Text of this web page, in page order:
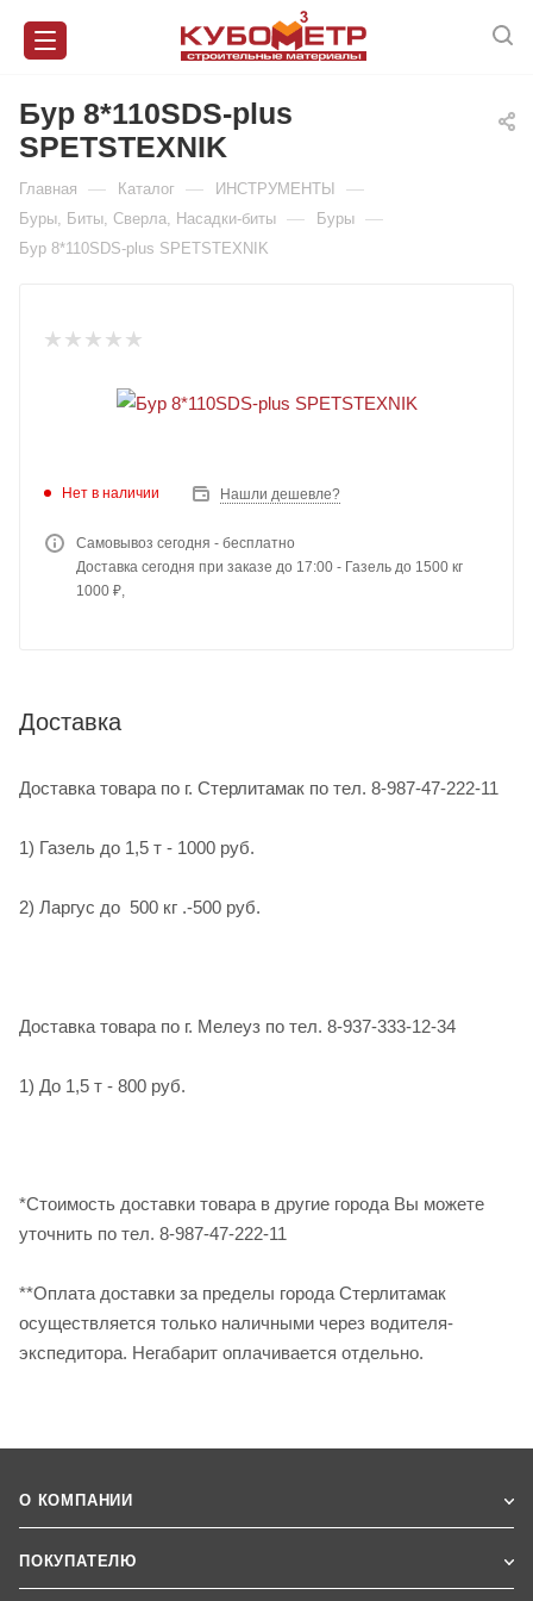
Бур 8*110SDS-plus
SPETSTEXNIK
Главная — Каталог — ИНСТРУМЕНТЫ —
Буры, Биты, Сверла, Насадки-биты — Буры —
Бур 8*110SDS-plus SPETSTEXNIK
Нет в наличии Нашли дешевле?
Самовывоз сегодня - бесплатно
Доставка сегодня при заказе до 17:00 - Газель до 1500 кг
1000 ₽,
Доставка
Доставка товара по г. Стерлитамак по тел. 8-987-47-222-11
1) Газель до 1,5 т - 1000 руб.
2) Ларгус до 500 кг .-500 руб.
Доставка товара по г. Мелеуз по тел. 8-937-333-12-34
1) До 1,5 т - 800 руб.
*Стоимость доставки товара в другие города Вы можете
уточнить по тел. 8-987-47-222-11
**Оплата доставки за пределы города Стерлитамак
осуществляется только наличными через водителя-
экспедитора. Негабарит оплачивается отдельно.
О КОМПАНИИ
ПОКУПАТЕЛЮ